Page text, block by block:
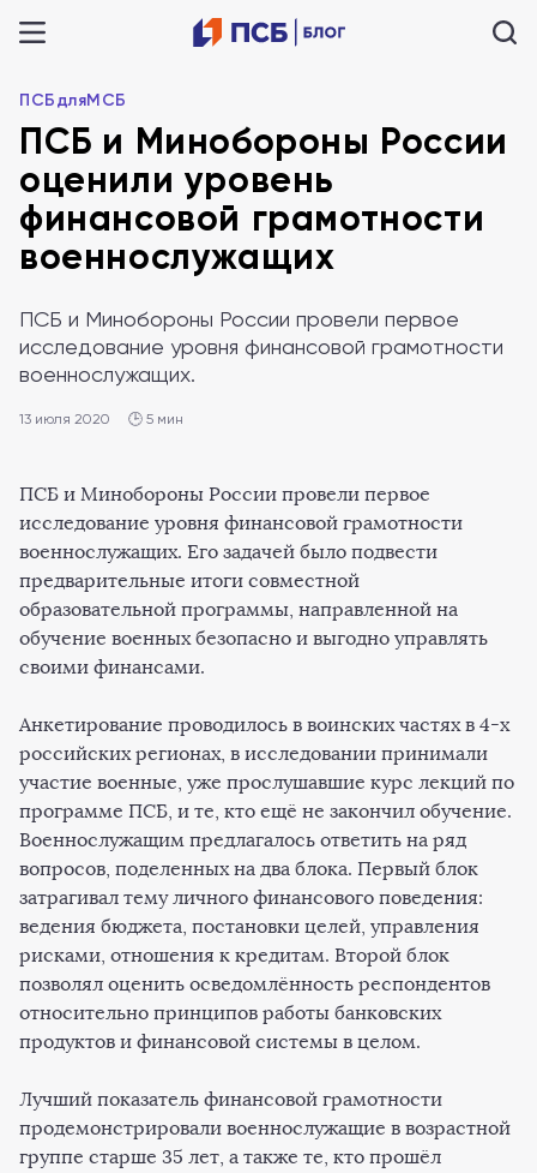
ПСБдляМСБ
ПСБ и Минобороны России
оценили уровень
финансовой грамотности
военнослужащих
ПСБ и Минобороны России провели первое
исследование уровня финансовой грамотности
военнослужащих.
13 июля 2020 🕒 5 мин
ПСБ и Минобороны России провели первое
исследование уровня финансовой грамотности
военнослужащих. Его задачей было подвести
предварительные итоги совместной
образовательной программы, направленной на
обучение военных безопасно и выгодно управлять
своими финансами.
Анкетирование проводилось в воинских частях в 4-х
российских регионах, в исследовании принимали
участие военные, уже прослушавшие курс лекций по
программе ПСБ, и те, кто ещё не закончил обучение.
Военнослужащим предлагалось ответить на ряд
вопросов, поделенных на два блока. Первый блок
затрагивал тему личного финансового поведения:
ведения бюджета, постановки целей, управления
рисками, отношения к кредитам. Второй блок
позволял оценить осведомлённость респондентов
относительно принципов работы банковских
продуктов и финансовой системы в целом.
Лучший показатель финансовой грамотности
продемонстрировали военнослужащие в возрастной
группе старше 35 лет, а также те, кто прошёл